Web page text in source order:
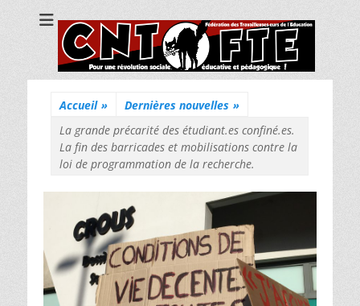
CNT Fédération
des
Travailleuses/eurs
de l'Education
Pour une révolution sociale, éducative et pédagogique !
Accueil » Dernières nouvelles »
La grande précarité des étudiant.es confiné.es.
La fin des barricades et mobilisations contre la
loi de programmation de la recherche.